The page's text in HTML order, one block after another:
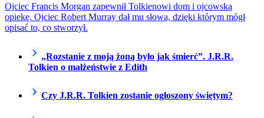
Ojciec Francis Morgan zapewnił Tolkienowi dom i ojcowską
opiekę. Ojciec Robert Murray dał mu słowa, dzięki którym mógł
opisać to, co stworzył.
„Rozstanie z moją żoną było jak śmierć”. J.R.R.
Tolkien o małżeństwie z Edith
Czy J.R.R. Tolkien zostanie ogłoszony świętym?